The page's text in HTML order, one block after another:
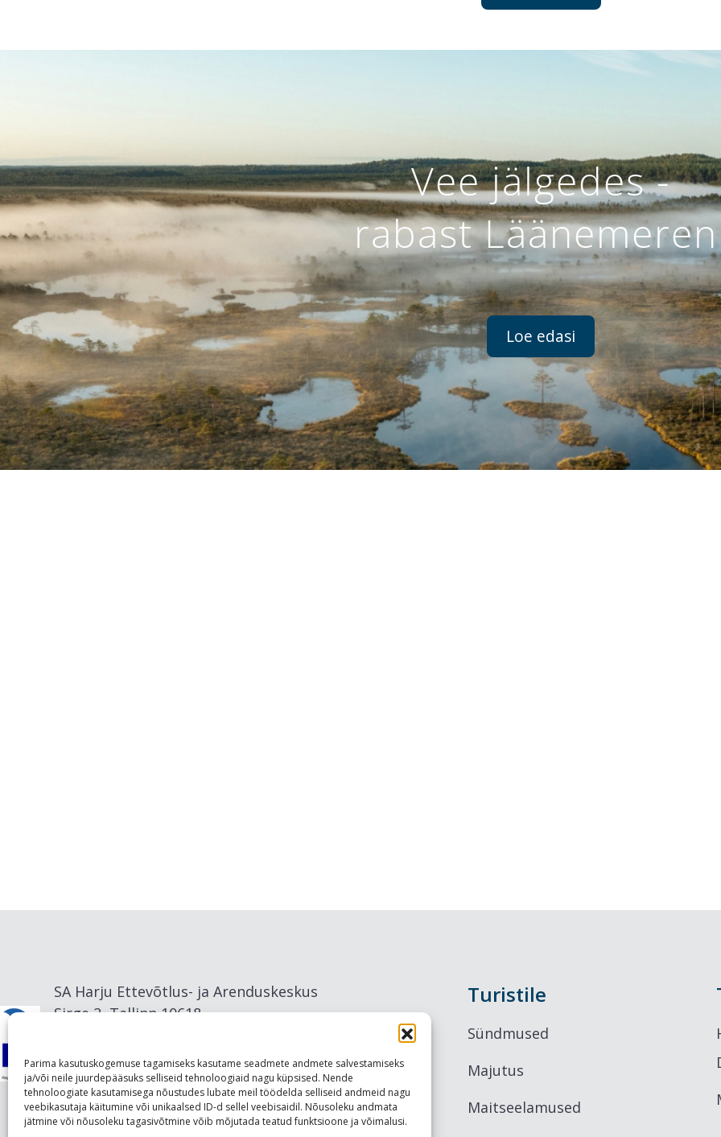
Parima kasutuskogemuse tagamiseks kasutame seadmete andmete salvestamiseks
ja/või neile juurdepääsuks selliseid tehnoloogiaid nagu küpsised. Nende
tehnoloogiate kasutamisega nõustudes lubate meil töödelda selliseid andmeid nagu
veebikasutaja käitumine või unikaalsed ID-d sellel veebisaidil. Nõusoleku andmata
jätmine või nõusoleku tagasivõtmine võib mõjutada teatud funktsioone ja võimalusi.
Vee jälgedes -
rabast
Loe edasi
naudisklema
toiduteekonnale
sinna
SA Harju Ettevõtlus- ja Arenduskeskus
Sirge 2, Tallinn 10618
Turistile
Sündmused
Majutus
Maitseelamused